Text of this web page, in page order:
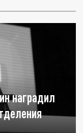
наградил